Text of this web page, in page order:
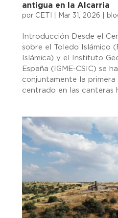
antigua en la Alcarria
por CETI Mar 31, 2026
Introducción Desde el
sobre el Toledo Islámico
Islámica) y el Instituto
España (IGME-CSIC) se
conjuntamente la
centrado en las canteras